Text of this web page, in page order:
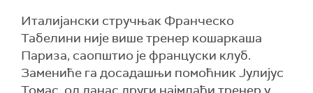
Италијански стручњак Франческо
Табелини није више тренер кошаркаша
Париза, саопштио је француски клуб.
Замениће га досадашњи помоћник Јулијус